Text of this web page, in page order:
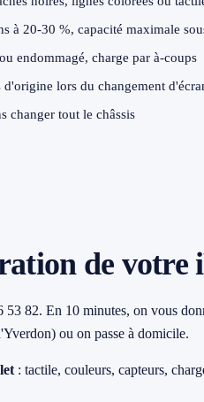
à 20-30 %, capacité maximale
endommagé, charge par à-coups
lors du changement
changer tout le châssis
de votre
53 82. En 10 minutes, on vous
ou on passe à domicile.
: tactile, couleurs, capteurs,